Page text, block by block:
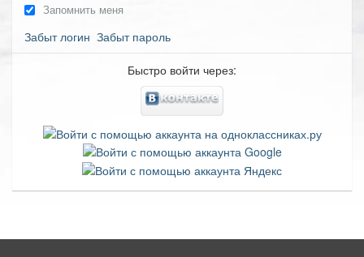
Запомнить меня
Забыт логин Забыт пароль
Быстро войти через: